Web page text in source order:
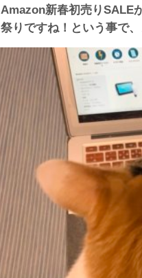
Amazon新春初売りSALE
祭りですね！という事で